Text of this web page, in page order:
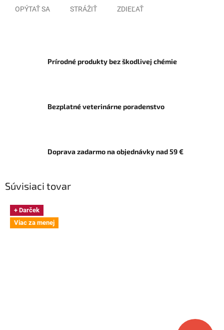
OPÝTAŤ SA STRÁŽIŤ ZDIEĽAŤ
Prírodné produkty bez škodlivej chémie
Bezplatné veterinárne poradenstvo
Doprava zadarmo na objednávky nad 59 €
Súvisiaci tovar
+ Darček
Viac za menej